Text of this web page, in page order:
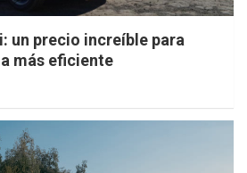
un precio increíble para
más eficiente